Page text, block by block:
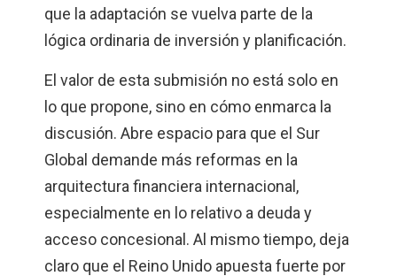
que la adaptación se vuelva parte de la
lógica ordinaria de inversión y planificación.
El valor de esta submisión no está solo en
lo que propone, sino en cómo enmarca la
discusión. Abre espacio para que el Sur
Global demande más reformas en la
arquitectura financiera internacional,
especialmente en lo relativo a deuda y
acceso concesional. Al mismo tiempo, deja
claro que el Reino Unido apuesta fuerte por